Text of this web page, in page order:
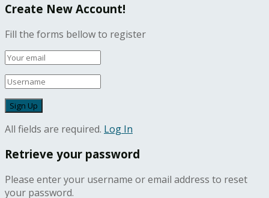
Create New Account!
Fill the forms bellow to register
All fields are required. Log In
Retrieve your password
Please enter your username or email address to reset
your password.